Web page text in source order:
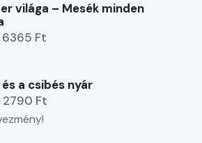
világa – Mesék minden
6365 Ft
és a csibés nyár
2790 Ft